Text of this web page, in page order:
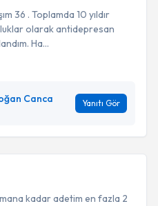
36 . Toplamda 10 yıldır
olarak antidepresan
Ha...
Canca Yanıtı Gör
kadar adetim en fazla 2